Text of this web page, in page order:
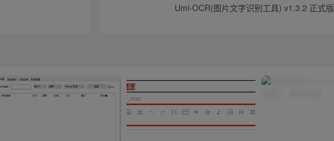
Umi-OCR(图片文字识别工具) v1.3.2 正式版